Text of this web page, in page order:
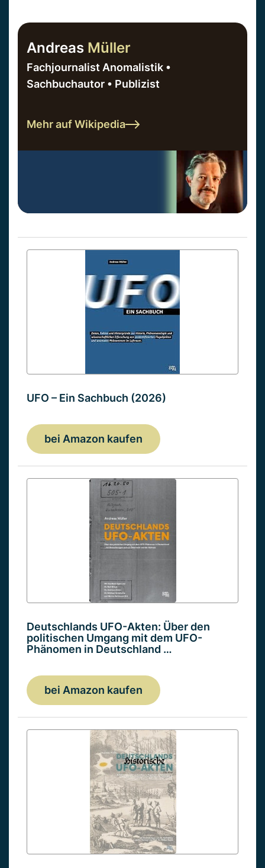
Andreas Müller
Fachjournalist Anomalistik •
Sachbuchautor • Publizist
Mehr auf Wikipedia
UFO – Ein Sachbuch (2026)
bei Amazon kaufen
Deutschlands UFO-Akten: Über den
politischen Umgang mit dem UFO-
Phänomen in Deutschland …
bei Amazon kaufen